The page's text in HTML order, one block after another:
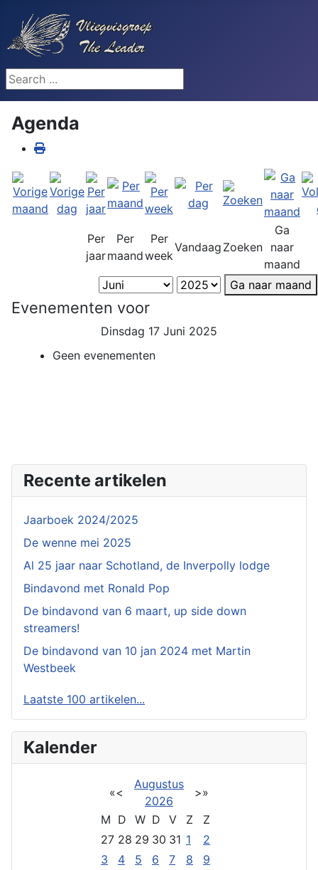
Search ...
Agenda
Per
jaar
Per
maand
Per
week
Vandaag Zoeken
Ga
naar
maand
Ga naar maand
Evenementen voor
Dinsdag 17 Juni 2025
Geen evenementen
Recente artikelen
Jaarboek 2024/2025
De wenne mei 2025
Al 25 jaar naar Schotland, de Inverpolly lodge
Bindavond met Ronald Pop
De bindavond van 6 maart, up side down
streamers!
De bindavond van 10 jan 2024 met Martin
Westbeek
Laatste 100 artikelen...
Kalender
«<
Augustus
2026
>»
M D W D V Z
Z
27 28 29 30 31 1
2
3
4 5 6 7 8
9